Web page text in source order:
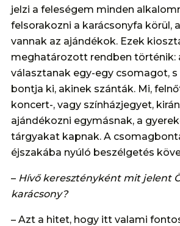
jelzi a feleségem minden
felsorakozni a karácsonyfa körül,
vannak az ajándékok. Ezek
meghatározott rendben történik:
választanak egy-egy csomagot,
bontja ki, akinek szánták. Mi,
koncert-, vagy színházjegyet,
ajándékozni egymásnak, a
tárgyakat kapnak. A
éjszakába nyúló beszélgetés
– Hívő keresztényként mit jelent
karácsony?
– Azt a hitet, hogy itt valami